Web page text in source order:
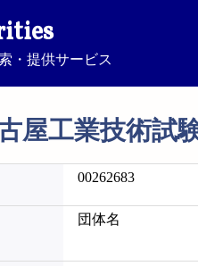
・提供サービス
屋工業技術試
00262683
団体名